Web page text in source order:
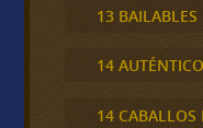
13
14
14 CABALLOS